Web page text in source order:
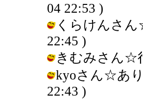
04 22:53 )
くらけんさん
22:45 )
きむみさん☆
kyoさん☆あ
22:43 )